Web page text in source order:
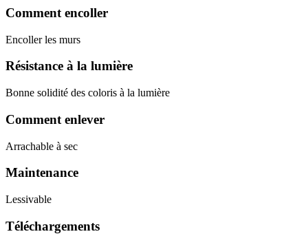
Comment encoller
Encoller les murs
Résistance à la lumière
Bonne solidité des coloris à la lumière
Comment enlever
Arrachable à sec
Maintenance
Lessivable
Téléchargements